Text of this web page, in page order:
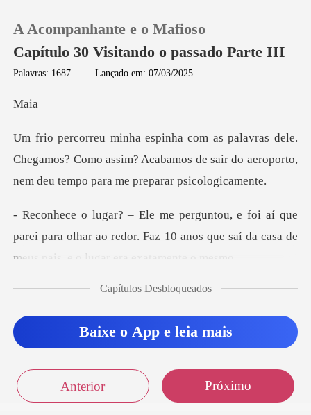
Loja
Histórico
A Acompanhante e o Mafioso
Capítulo 30 Visitando o passado Parte III
Palavras: 1687 |Lançado em: 07/03/2025
a
e.
Chegamos? Como assim? Acabamos de sair do aeropo
e
parei para olhar ao redor. Faz 10 anos que saí da
ão de terrCapítulos Desbloqueados
Baixe o App e leia mais
Anterior Próximo